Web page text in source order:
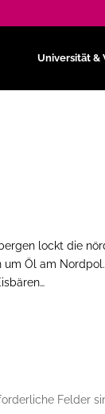
Universität &
lockt die
Öl am
Felder